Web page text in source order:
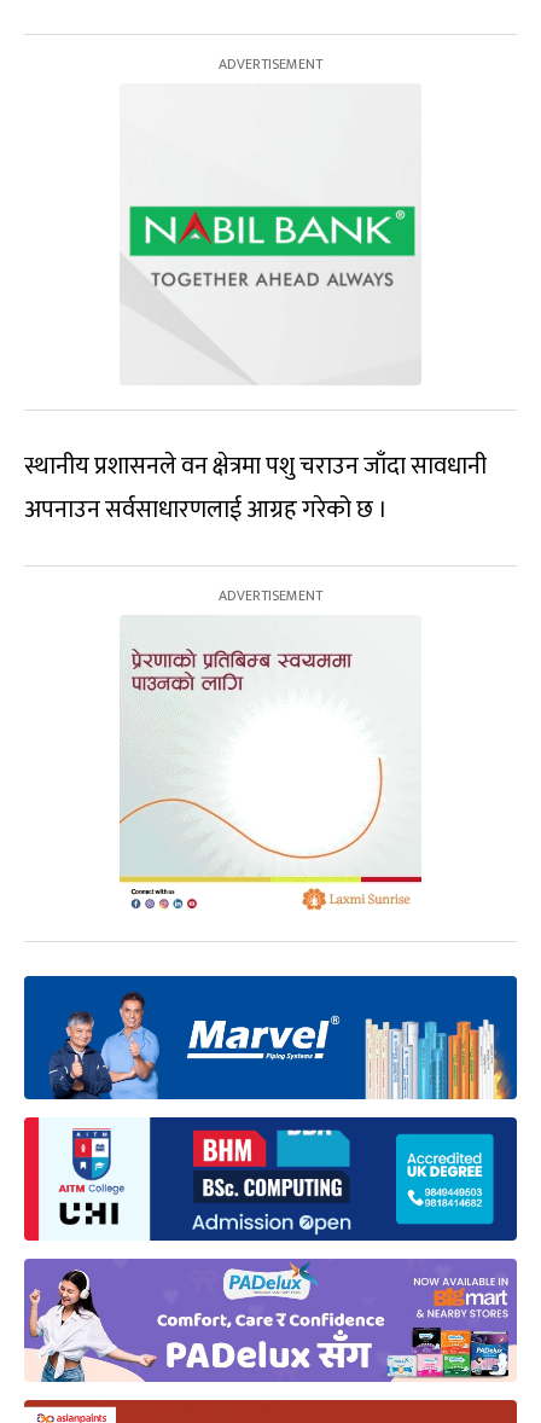
स्थानीय प्रशासनले वन क्षेत्रमा पशु चराउन जाँदा सावधानी
अपनाउन सर्वसाधारणलाई आग्रह गरेको छ ।